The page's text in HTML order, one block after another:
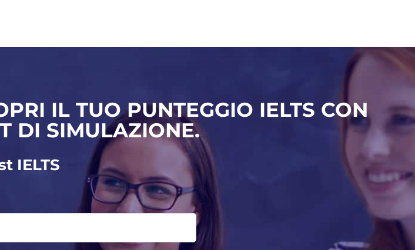
IL TUO PUNTEGGIO IELTS CON
DI SIMULAZIONE.
IELTS